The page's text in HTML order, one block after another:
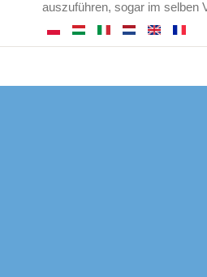
auszuführen, sogar im selben